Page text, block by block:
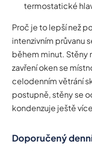
termostatické
Proč je to lepší než
intenzivním průvanu
během minut. Stěny
zavření oken se
celodenním větrání
postupně, stěny se
kondenzuje ještě
Doporučený